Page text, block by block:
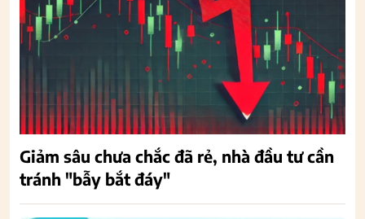
Giảm sâu chưa chắc đã rẻ, nhà đầu tư cần
tránh "bẫy bắt đáy"